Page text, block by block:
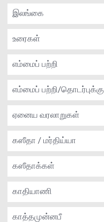
இலங்கை
உரைகள்
எம்மைப் பற்றி
எம்மைப் பற்றி/தொடர்புக்கு
ஏனைய வரலாறுகள்
கஸீதா / மர்திய்யா
கஸீதாக்கள்
காதியாணி
காத்தமுன்னபீ